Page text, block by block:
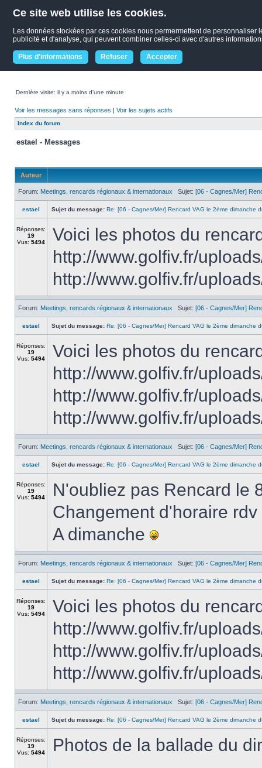
Ce site web utilise les cookies.
Les données stockées par ces cookies nous permermettent de
publicité et d'analyse, qui peuvent combiner celles-ci avec d'autres
Plus d'informations Refuser Accepter
Dernière visite: il y a moins d’une minute
Voir les messages sans réponses | Voir les sujets actifs
Index du forum
estael - Messages
Auteur
Forum: Meetings, rencards régionaux & internationaux Sujet: [06 - Cagnes/Mer]
estael Sujet du message: Re: [06 - Cagnes/Mer] Rencard VAG le 2ème dimanche
Réponses:
19
Vus: 5494
Voici les photos du
http://www.golfiv.fr/
http://www.golfiv.fr/
Forum: Meetings, rencards régionaux & internationaux Sujet: [06 - Cagnes/Mer]
estael Sujet du message: Re: [06 - Cagnes/Mer] Rencard VAG le 2ème dimanche
Réponses:
19
Vus: 5494
Voici les photos du
http://www.golfiv.fr/
http://www.golfiv.fr/
http://www.golfiv.fr/
Forum: Meetings, rencards régionaux & internationaux Sujet: [06 - Cagnes/Mer]
estael Sujet du message: Re: [06 - Cagnes/Mer] Rencard VAG le 2ème dimanche
Réponses:
19
Vus: 5494
N'oubliez pas Rencard le
Changement d'horaire
A dimanche
Forum: Meetings, rencards régionaux & internationaux Sujet: [06 - Cagnes/Mer]
estael Sujet du message: Re: [06 - Cagnes/Mer] Rencard VAG le 2ème dimanche
Réponses:
19
Vus: 5494
Voici les photos du
http://www.golfiv.fr/
http://www.golfiv.fr/
http://www.golfiv.fr/
Forum: Meetings, rencards régionaux & internationaux Sujet: [06 - Cagnes/Mer]
estael Sujet du message: Re: [06 - Cagnes/Mer] Rencard VAG le 2ème dimanche
Réponses:
19
Vus: 5494 Photos de la ballade du